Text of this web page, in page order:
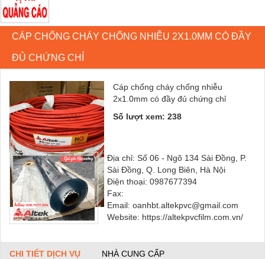
CÁP CHỐNG CHÁY CHỐNG NHIỄU 2X1.0MM CÓ ĐẦY
ĐỦ CHỨNG CHỈ
Cáp chống cháy chống nhiễu
2x1.0mm có đầy đủ chứng chỉ
Số lượt xem: 238
Địa chỉ: Số 06 - Ngõ 134 Sài Đồng, P.
Sài Đồng, Q. Long Biên, Hà Nội
Điện thoại: 0987677394
Fax:
Email: oanhbt.altekpvc@gmail.com
Website: https://altekpvcfilm.com.vn/
CHI TIẾT DỊCH VỤ NHÀ CUNG CẤP